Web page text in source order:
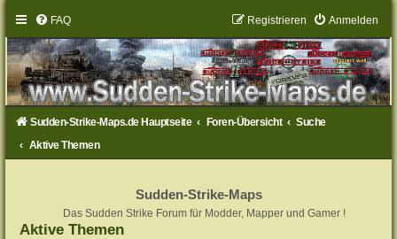
FAQ Anmelden
Registrieren
Sudden-Strike-Maps.de Hauptseite Foren-Übersicht
Suche
Aktive Themen
Sudden-Strike-Maps
Das Sudden Strike Forum für Modder, Mapper und Gamer !
Aktive Themen